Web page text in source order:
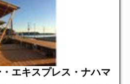
エキスプレス・ナハマ